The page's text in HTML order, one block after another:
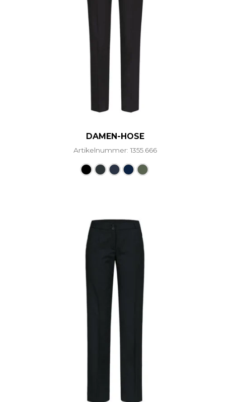
DAMEN-HOSE
Artikelnummer: 1355.666